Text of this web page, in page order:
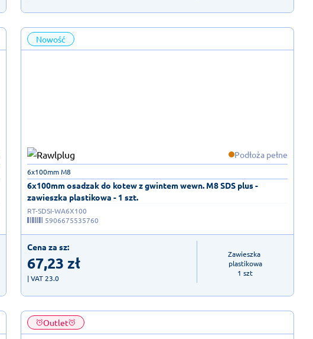
Nowość
Podłoża pełne
6x100mm osadzak do kotew z gwintem wewn. M8 SDS plus -
zawieszka plastikowa - 1 szt.
6x100mm M8
RT-SDSI-WA6X100
5906675535760
Cena za sz:
67,23 zł
| VAT 23.0
Zawieszka
plastikowa
1 szt
Outlet